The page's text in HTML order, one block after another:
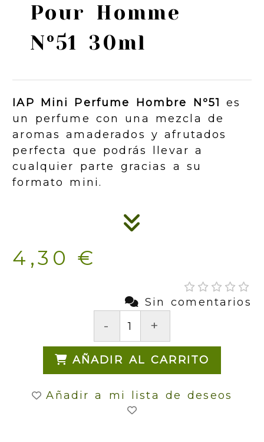
Pour Homme
Nº51 30ml
IAP Mini Perfume Hombre Nº51 es
un perfume con una mezcla de
aromas amaderados y afrutados
perfecta que podrás llevar a
cualquier parte gracias a su
formato mini.
4,30 €
Sin comentarios
- +
AÑADIR AL CARRITO
Añadir a mi lista de deseos